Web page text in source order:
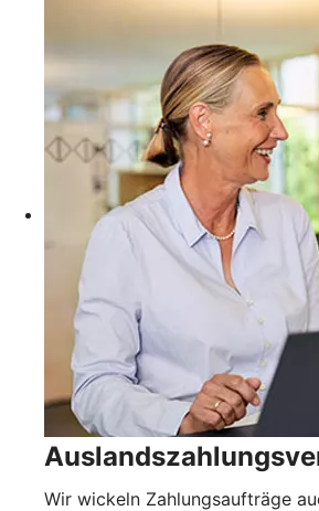
Wir wickeln Zahlungsaufträge